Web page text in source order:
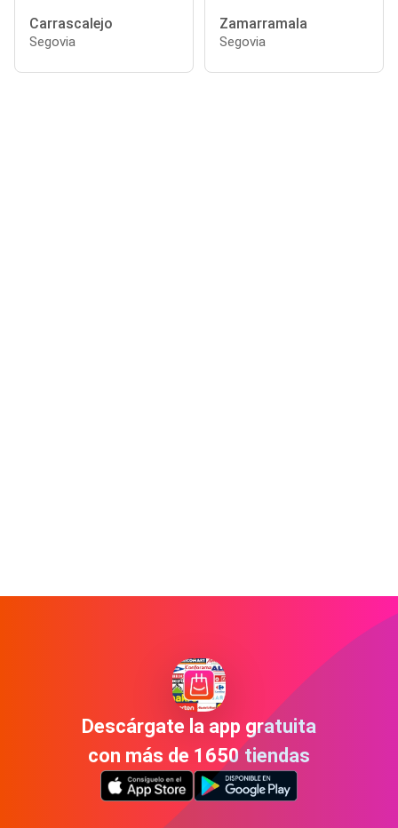
Carrascalejo
Segovia
Zamarramala
Segovia
Descárgate la app gratuita
con más de 1650 tiendas